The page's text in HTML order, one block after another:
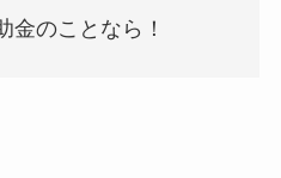
金のことなら！